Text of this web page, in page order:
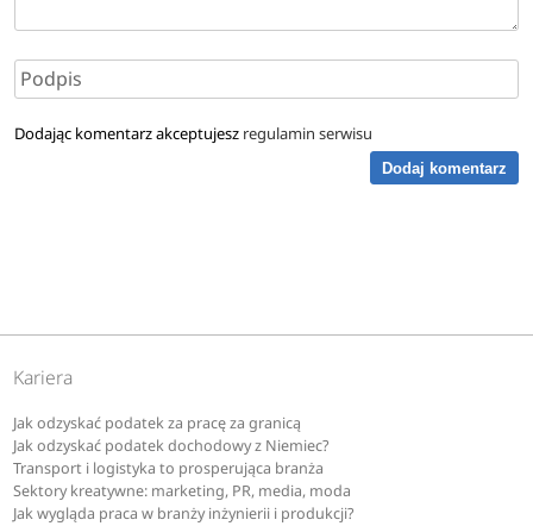
Dodając komentarz akceptujesz regulamin serwisu
Dodaj komentarz
Kariera
Jak odzyskać podatek za pracę za granicą
Jak odzyskać podatek dochodowy z Niemiec?
Transport i logistyka to prosperująca branża
Sektory kreatywne: marketing, PR, media, moda
Jak wygląda praca w branży inżynierii i produkcji?